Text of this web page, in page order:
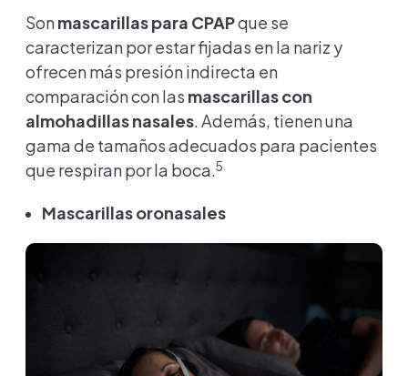
Sonmascarillas para CPAPque se
caracterizan por estar fijadas en la nariz y
ofrecen más presión indirecta en
comparación con las mascarillas con
almohadillas nasales. Además, tienen una
gama de tamaños adecuados para pacientes
que respiran por la boca.5
Mascarillas oronasales